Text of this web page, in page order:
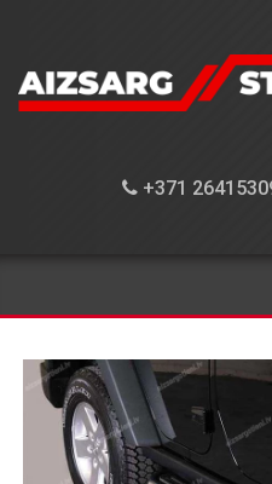
+371
AIZSARGSTIEŅU
APRĪKOJUMA
PIEGĀDE
KONTAKTINFORMĀCIJA